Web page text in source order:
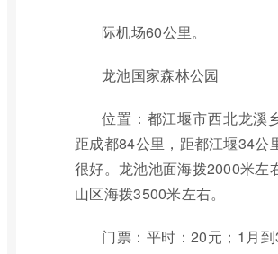
际机场60公里。
龙池国家森林公园
位置：都江堰市西北龙溪
距成都84公里，距都江堰34公
很好。龙池池面海拨2000米左
山区海拨3500米左右。
门票：平时：20元；1月